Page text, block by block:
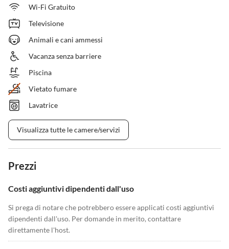
Wi-Fi Gratuito
Televisione
Animali e cani ammessi
Vacanza senza barriere
Piscina
Vietato fumare
Lavatrice
Visualizza tutte le camere/servizi
Prezzi
Costi aggiuntivi dipendenti dall'uso
Si prega di notare che potrebbero essere applicati costi aggiuntivi
dipendenti dall'uso. Per domande in merito, contattare
direttamente l'host.